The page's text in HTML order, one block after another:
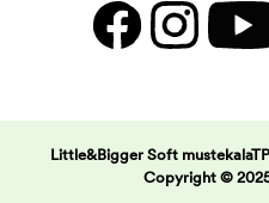
Little&Bigger Soft
Copyright ©